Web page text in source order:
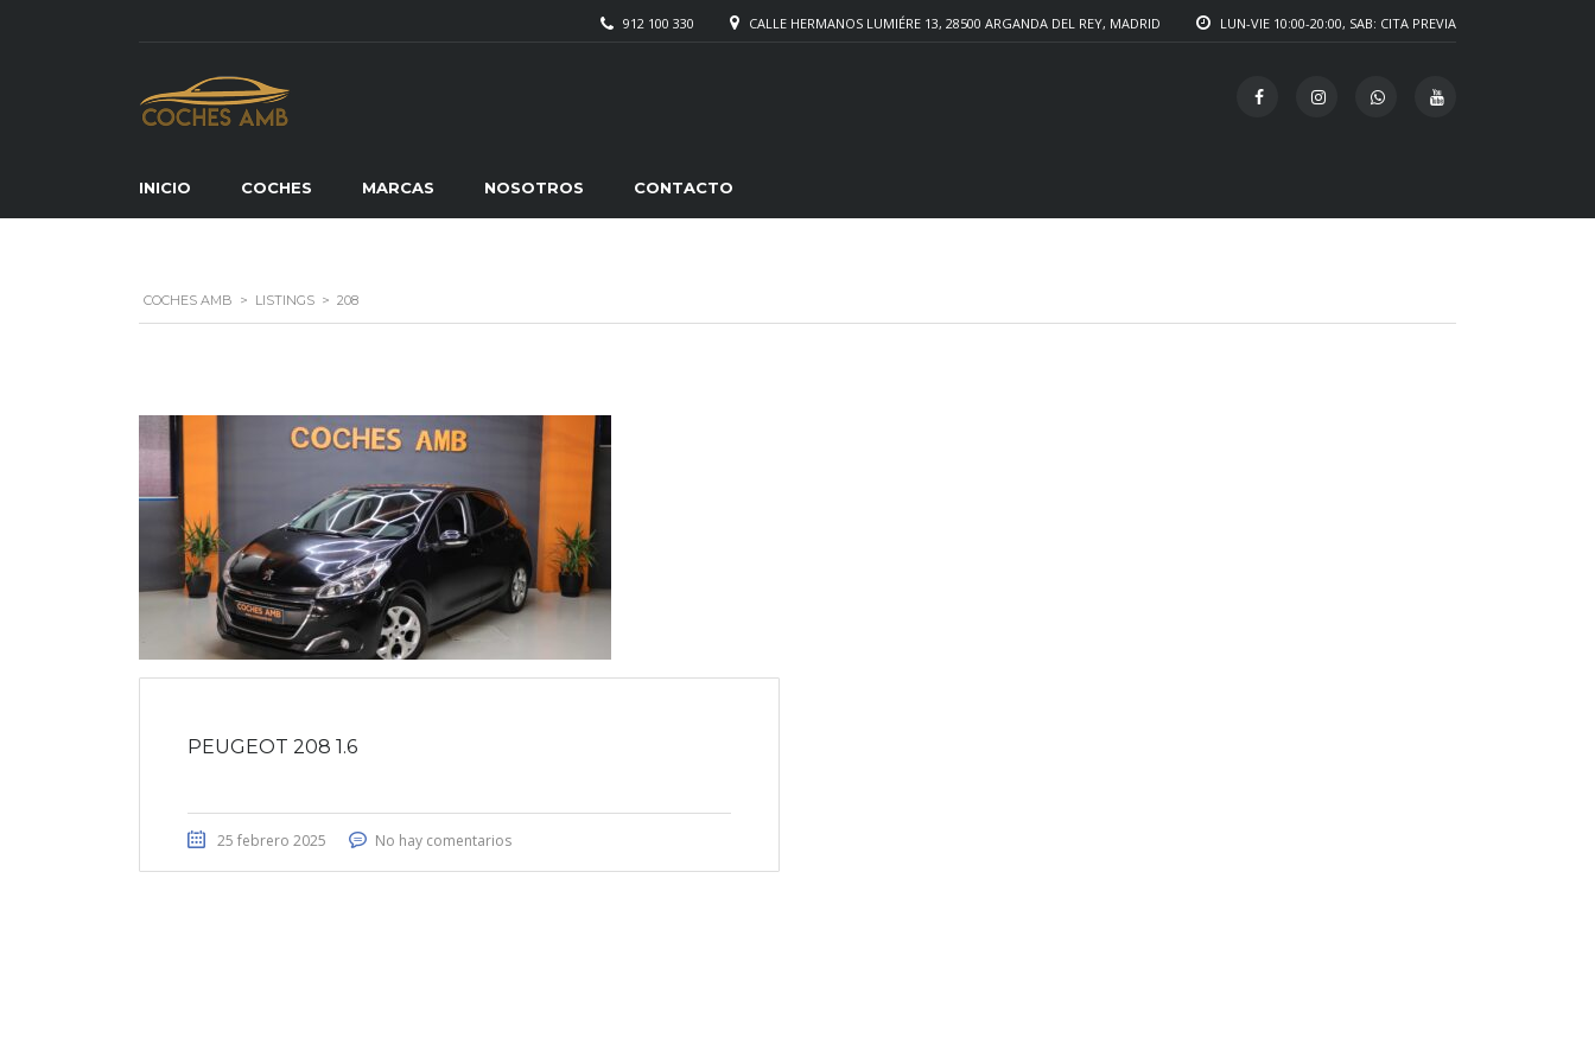
LUN-VIE 10:00-20:00, SAB: CITA PREVIA
CALLE HERMANOS LUMIÉRE 13, 28500 ARGANDA DEL REY, MADRID
912 100 330
INICIO COCHES MARCAS NOSOTROS CONTACTO
COCHES AMB > LISTINGS > 208
PEUGEOT 208 1.6
25 febrero 2025 No hay comentarios